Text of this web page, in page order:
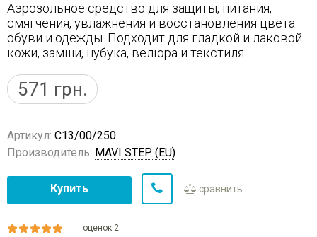
Аэрозольное средство для защиты, питания,
смягчения, увлажнения и восстановления цвета
обуви и одежды. Подходит для гладкой и лаковой
кожи, замши, нубука, велюра и текстиля.
571 грн.
Артикул: C13/00/250
Производитель: MAVI STEP (EU)
Купить сравнить
оценок 2